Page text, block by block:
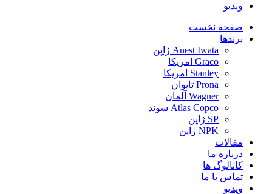
ویدیو
صفحه نخست
برندها
Anest Iwata ژاپن
Graco امریکا
Stanley امریکا
Prona تایوان
Wagner آلمان
Atlas Copco سوئد
SP ژاپن
NPK ژاپن
مقالات
درباره ما
کاتالوگ ها
تماس با ما
ویدیو